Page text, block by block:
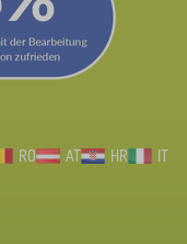
RO AT HR
IT